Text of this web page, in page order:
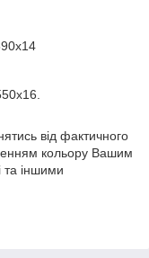
від фактичного
кольору Вашим
та іншими